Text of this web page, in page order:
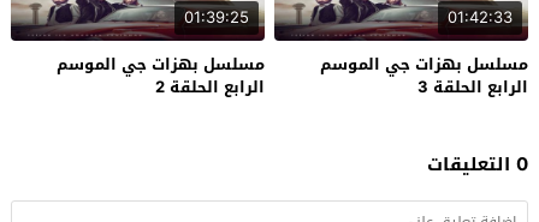
01:42:33
مسلسل بهزات جي الموسم
الرابع الحلقة 3
01:39:25
مسلسل بهزات جي الموسم
الرابع الحلقة 2
0 التعليقات